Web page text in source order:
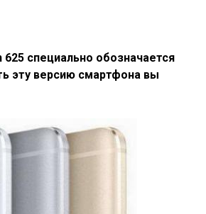
625 специально обозначается
эту версию смартфона вы